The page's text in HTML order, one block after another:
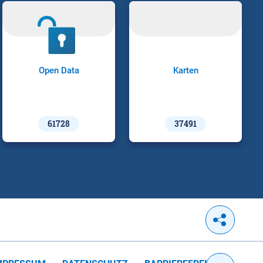
Open Data
61728
Karten
37491